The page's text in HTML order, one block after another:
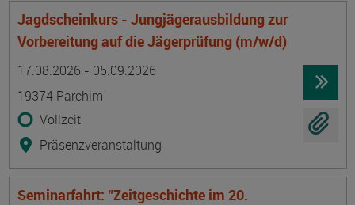
Jagdscheinkurs - Jungjägerausbildung zur
Vorbereitung auf die Jägerprüfung (m/w/d)
17.08.2026 - 05.09.2026
19374 Parchim
Vollzeit
Präsenzveranstaltung
Seminarfahrt: "Zeitgeschichte im 20.